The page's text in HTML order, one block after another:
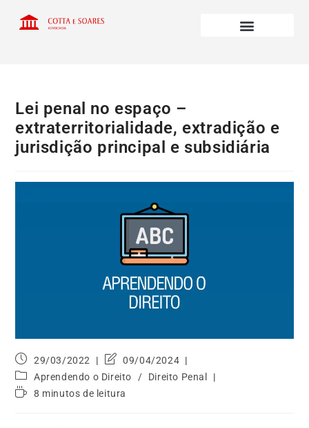
Lei penal no espaço –
extraterritorialidade, extradição e
jurisdição principal e subsidiária
29/03/2022
09/04/2024
Aprendendo o Direito
/
Direito Penal
8 minutos de leitura